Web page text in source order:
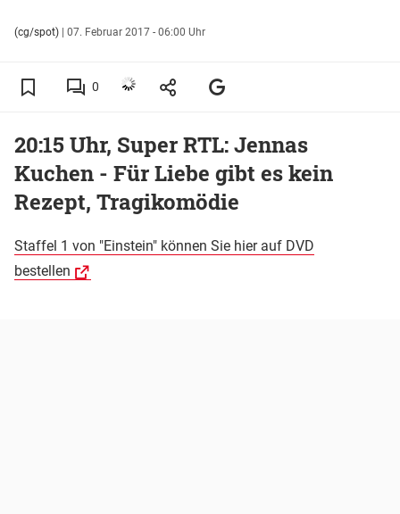
(cg/spot) | 07. Februar 2017 - 06:00 Uhr
0
20:15 Uhr, Super RTL: Jennas
Kuchen - Für Liebe gibt es kein
Rezept, Tragikomödie
Staffel 1 von "Einstein" können Sie hier auf DVD
bestellen